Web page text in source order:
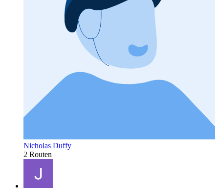
Nicholas Duffy
2 Routen